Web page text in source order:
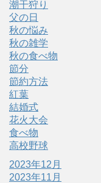
潮干狩り
父の日
秋の悩み
秋の雑学
秋の食べ物
節分
節約方法
紅葉
結婚式
花火大会
食べ物
高校野球
2023年12月
2023年11月